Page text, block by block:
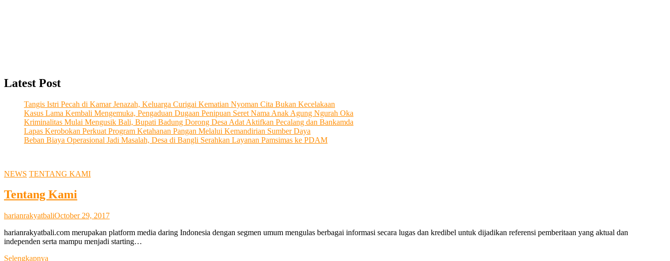
Latest Post
Tangis Istri Pecah di Kamar Jenazah, Keluarga Curigai Kematian Nyoman Cita Bukan Kecelakaan
Kasus Lama Kembali Mengemuka, Pengaduan Dugaan Penipuan Seret Nama Anak Agung Ngurah Oka
Kriminalitas Mulai Mengusik Bali, Bupati Badung Dorong Desa Adat Aktifkan Pecalang dan Bankamda
Lapas Kerobokan Perkuat Program Ketahanan Pangan Melalui Kemandirian Sumber Daya
Beban Biaya Operasional Jadi Masalah, Desa di Bangli Serahkan Layanan Pamsimas ke PDAM
NEWS TENTANG KAMI
Tentang Kami
harianrakyatbaliOctober 29, 2017
harianrakyatbali.com merupakan platform media daring Indonesia dengan segmen umum mengulas berbagai informasi secara lugas dan kredibel untuk dijadikan referensi pemberitaan yang aktual dan
independen serta mampu menjadi starting…
Selengkapnya